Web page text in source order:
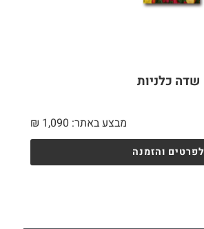
שדה כלניות
מבצע באתר: ₪ 1,090
לפרטים והזמנה